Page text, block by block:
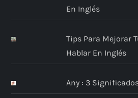
En Inglés
Tips Para Mejorar
Hablar En Inglés
Any : 3